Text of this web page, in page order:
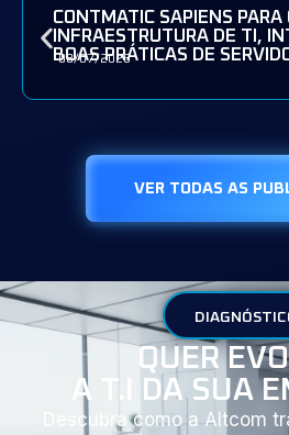
CONTMATIC SAPIENS PARA
INFRAESTRUTURA DE TI,
BOAS PRÁTICAS DE
08/07/2026
VER TODAS AS
QUER
A T.I DA SUA
Descubra como a Altcom